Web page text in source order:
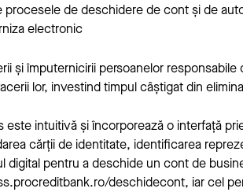
procesele de deschidere de cont și de
electronic
și împuternicirii persoanelor
lor, investind timpul câștigat din
este intuitivă și încorporează o interfață
cărții de identitate, identificarea
digital pentru a deschide un cont de
deschidecont, iar cel